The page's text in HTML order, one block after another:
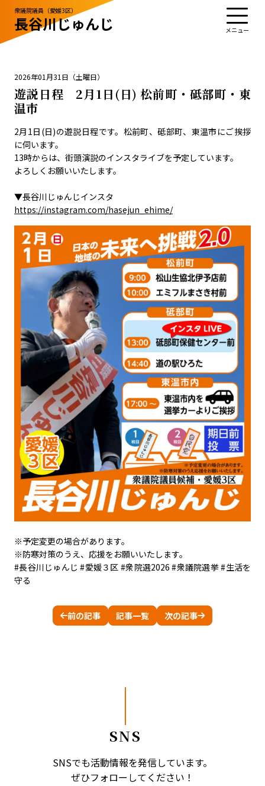
衆議院議員（愛媛3区）
長谷川じゅんじ
TOPプロフィール活動・実績
政治姿勢お知らせ
お知らせ
お問い合わせ
サイトポリシー
2026年01月31日（土曜日）
遊説日程 2月1日(日) 松前町・砥部町・東
温市
2月1日(日)の遊説日程です。松前町、砥部町、東温市にご挨拶
に伺います。
13時からは、街頭演説のインスタライブを予定しています。
よろしくお願いいたします。
▼長谷川じゅんじインスタ
https://instagram.com/hasejun_ehime/
※予定変更の場合があります。
※防寒対策のうえ、応援をお願いいたします。
#長谷川じゅんじ #愛媛３区 #衆院選2026 #衆議院選挙#生活を
守る
前の記事 記事一覧 次の記事
SNS
SNSでも活動情報を発信しています。
ぜひフォローしてください！